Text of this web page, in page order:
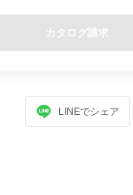
カタログ請求
LINEでシェア